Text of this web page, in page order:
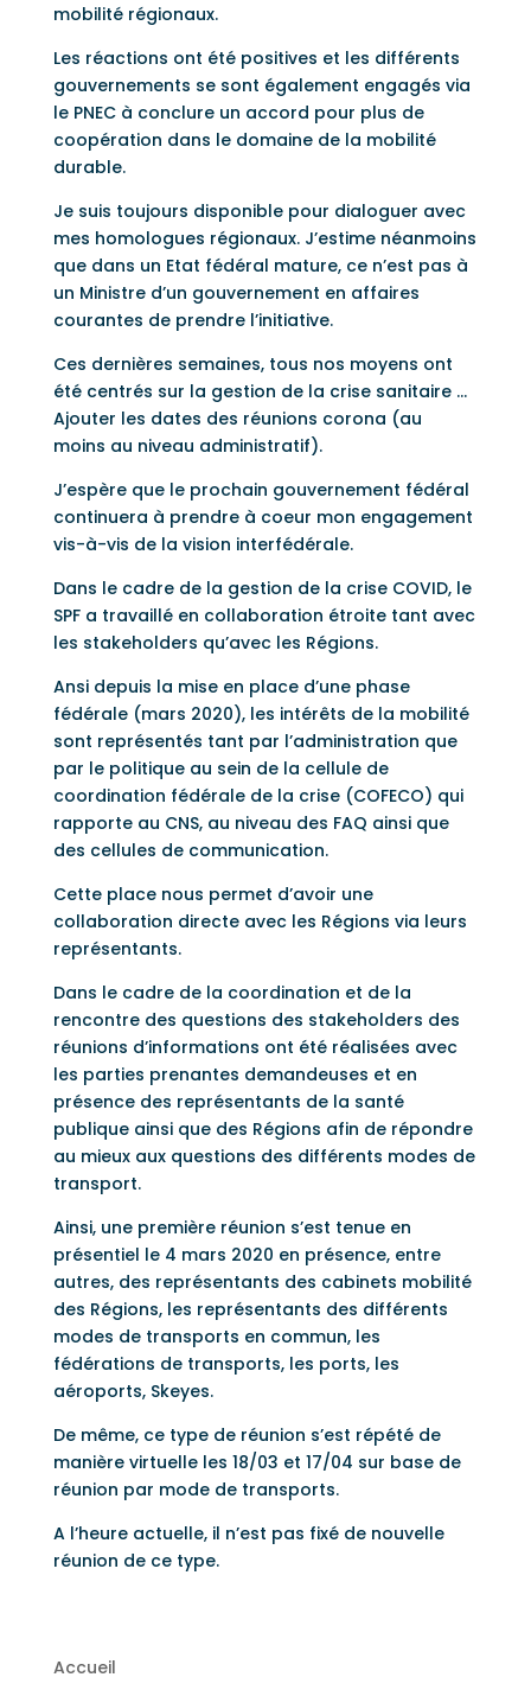
mobilité régionaux.
Les réactions ont été positives et les différents
gouvernements se sont également engagés via
le PNEC à conclure un accord pour plus de
coopération dans le domaine de la mobilité
durable.
Je suis toujours disponible pour dialoguer avec
mes homologues régionaux. J’estime néanmoins
que dans un Etat fédéral mature, ce n’est pas à
un Ministre d’un gouvernement en affaires
courantes de prendre l’initiative.
Ces dernières semaines, tous nos moyens ont
été centrés sur la gestion de la crise sanitaire …
Ajouter les dates des réunions corona (au
moins au niveau administratif).
J’espère que le prochain gouvernement fédéral
continuera à prendre à coeur mon engagement
vis-à-vis de la vision interfédérale.
Dans le cadre de la gestion de la crise COVID, le
SPF a travaillé en collaboration étroite tant avec
les stakeholders qu’avec les Régions.
Ansi depuis la mise en place d’une phase
fédérale (mars 2020), les intérêts de la mobilité
sont représentés tant par l’administration que
par le politique au sein de la cellule de
coordination fédérale de la crise (COFECO) qui
rapporte au CNS, au niveau des FAQ ainsi que
des cellules de communication.
Cette place nous permet d’avoir une
collaboration directe avec les Régions via leurs
représentants.
Dans le cadre de la coordination et de la
rencontre des questions des stakeholders des
réunions d’informations ont été réalisées avec
les parties prenantes demandeuses et en
présence des représentants de la santé
publique ainsi que des Régions afin de répondre
au mieux aux questions des différents modes de
transport.
Ainsi, une première réunion s’est tenue en
présentiel le 4 mars 2020 en présence, entre
autres, des représentants des cabinets mobilité
des Régions, les représentants des différents
modes de transports en commun, les
fédérations de transports, les ports, les
aéroports, Skeyes.
De même, ce type de réunion s’est répété de
manière virtuelle les 18/03 et 17/04 sur base de
réunion par mode de transports.
A l’heure actuelle, il n’est pas fixé de nouvelle
réunion de ce type.
Accueil